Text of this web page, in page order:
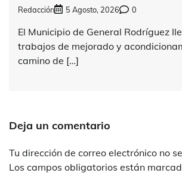
Redacción 5 Agosto, 2026 0
El Municipio de General Rodríguez
trabajos de mejorado y
camino de […]
Deja un comentario
Tu dirección de correo electrónico no
Los campos obligatorios están